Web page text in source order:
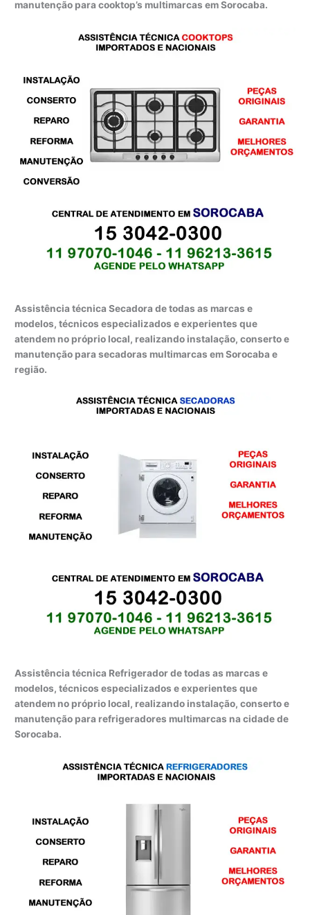
manutenção para cooktop’s multimarcas em Sorocaba.
Assistência técnica Secadora de todas as marcas e
modelos, técnicos especializados e experientes que
atendem no próprio local, realizando instalação, conserto e
manutenção para secadoras multimarcas em Sorocaba e
região.
Assistência técnica Refrigerador de todas as marcas e
modelos, técnicos especializados e experientes que
atendem no próprio local, realizando instalação, conserto e
manutenção para refrigeradores multimarcas na cidade de
Sorocaba.